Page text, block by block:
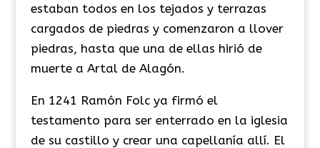
estaban todos en los tejados y terrazas
cargados de piedras y comenzaron a llover
piedras, hasta que una de ellas hirió de
muerte a Artal de Alagón.
En 1241 Ramón Folc ya firmó el
testamento para ser enterrado en la iglesia
de su castillo y crear una capellanía allí. El